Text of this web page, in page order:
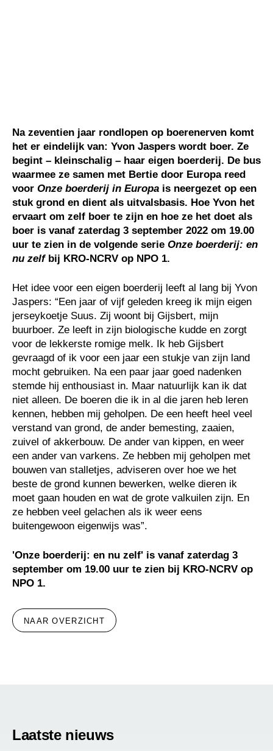
Na zeventien jaar rondlopen op boerenerven komt
het er eindelijk van: Yvon Jaspers wordt boer. Ze
begint – kleinschalig – haar eigen boerderij. De bus
waarmee ze samen met Bertie door Europa reed
voor Onze boerderij in Europa is neergezet op een
stuk grond en dient als uitvalsbasis. Hoe Yvon het
ervaart om zelf boer te zijn en hoe ze het doet als
boer is vanaf zaterdag 3 september 2022 om 19.00
uur te zien in de volgende serie Onze boerderij: en
nu zelf bij KRO-NCRV op NPO 1.
Het idee voor een eigen boerderij leeft al lang bij Yvon
Jaspers: “Een jaar of vijf geleden kreeg ik mijn eigen
jerseykoetje Suus. Zij woont bij Gijsbert, mijn
buurboer. Ze leeft in zijn biologische kudde en zorgt
voor de lekkerste romige melk. Ik heb Gijsbert
gevraagd of ik voor een jaar een stukje van zijn land
mocht gebruiken. Na een paar jaar goed nadenken
stemde hij enthousiast in. Maar natuurlijk kan ik dat
niet alleen. De boeren die ik in al die jaren heb leren
kennen, hebben mij geholpen. De een heeft heel veel
verstand van grond, de ander bemesting, zaaien,
zuivel of akkerbouw. De ander van kippen, en weer
een ander van varkens. Ze hebben mij geholpen met
bouwen van stalletjes, adviseren over hoe we het
beste de grond kunnen bewerken, welke dieren ik
moet gaan houden en wat de grote valkuilen zijn. En
ze hebben veel gelachen als ik weer eens
buitengewoon eigenwijs was”.
'Onze boerderij: en nu zelf' is vanaf zaterdag 3
september om 19.00 uur te zien bij KRO-NCRV op
NPO 1.
NAAR OVERZICHT
Laatste nieuws